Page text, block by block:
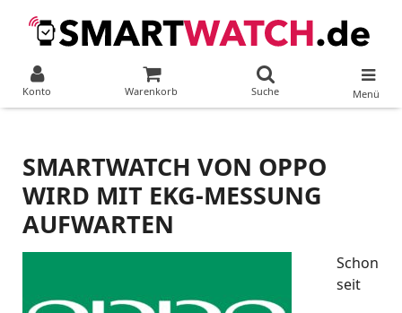
Konto Warenkorb Suche Menü
SMARTWATCH VON OPPO
WIRD MIT EKG-MESSUNG
AUFWARTEN
Schon
seit